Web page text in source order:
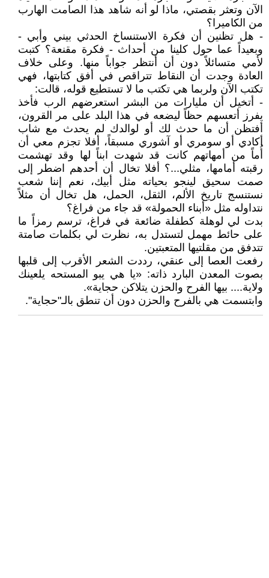
الآن وتعثر بقصتي، ماذا لو أنه شاهد هذا الصامت الهارب
من الكاميرا؟
- هل تظنين أن فكرة الاستنساخ الحدثي بيني وأبي -
وبعيداً عما حول كلينا من أحداث - فكرة مقنعة؟ كتبت
لأمي متسائلاً دون أن أنتظر جواباً منها. وعلى خلاف
العادة وجدت أن النقاط تتراقص في أفق كتابتها، فهي
تكتب الآن ولربما هي تكتب ما لا تستطيع قوله، قالت:
- أتخيل أن مليارات من البشر استعرضهم الرب فأخذ
يفرز أتعسهم حظاً ليضعه في هذا البلد على مر القرون،
أفتظن أن ما حدث لك أو لوالدك لم يحدث مع شاب
أكادي أو سومري أو آشوري مسبقاً، أفلا تجزم معي أن
أُماً من أمهاتهم كانت قد شهدت ابناً لها وقد تهشمت
رقبته أمامها، مثلي...؟ أفلا تخال أن أحدهم اضطر إلى
صمت سحيق لينجو بحياته مثل أبيك، نعم إننا شعب
نستنسج تاريخ الألم، الثقل، الحمل، هل تخال أن مثلاً
نتداوله مثل «أبناء الحمولة» قد جاء من فراغ؟
بدت لي لوهلة كطفلة ضائعة في فراغ، ترسم رمزاً ما
على حائط مهمل لتستدل به، نظرت لي بكلمات صامتة
تتدفق من مقلتيها المتعبتين.
رفعت العصا إلى عنقي، رددت الشعر الأقرب إلى قلبها
بصوت المعدن البارد ذاته: «يا هي يبو المستحه يلعينك
ولاية.... بيها الفرح والحزن يتلاكن حجاية».
وابتسمت هي بالفرح والحزن دون أن تنطق بالـ"حجاية".